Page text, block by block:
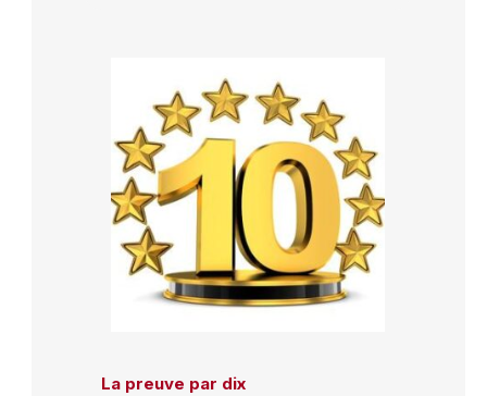
La preuve par dix